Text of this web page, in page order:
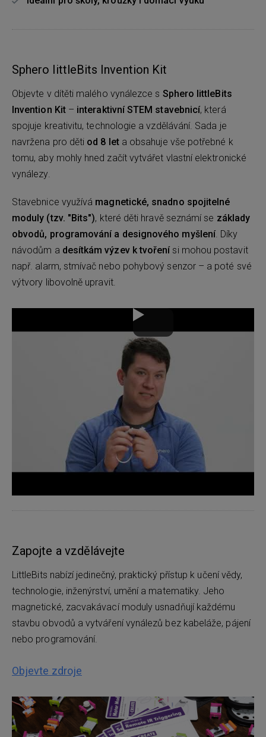
Sphero littleBits Invention Kit
Objevte v dítěti malého vynálezce s Sphero littleBits
Invention Kit– interaktivní STEM stavebnicí, která
spojuje kreativitu, technologie a vzdělávání. Sada je
navržena pro děti od 8 leta obsahuje vše potřebné k
tomu, aby mohly hned začít vytvářet vlastní elektronické
vynálezy.
Stavebnice využívá magnetické, snadno spojitelné
moduly (tzv. "Bits"), které děti hravě seznámí se základy
obvodů, programování a designového myšlení. Díky
návodům a desítkám výzev k tvořenísi mohou postavit
např. alarm, stmívač nebo pohybový senzor – a poté své
výtvory libovolně upravit.
Zapojte a vzdělávejte
LittleBits nabízí jedinečný, praktický přístup k učení vědy,
technologie, inženýrství, umění a matematiky. Jeho
magnetické, zacvakávací moduly usnadňují každému
stavbu obvodů a vytváření vynálezů bez kabeláže, pájení
nebo programování.
Objevte zdroje